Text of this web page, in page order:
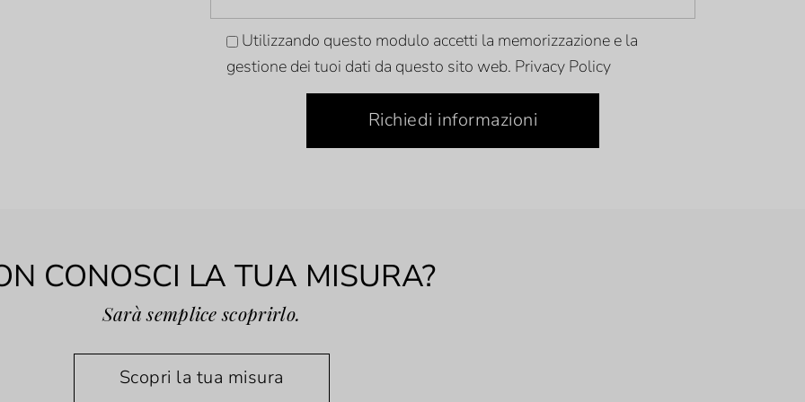
Utilizzando questo modulo accetti la memorizzazione e la
gestione dei tuoi dati da questo sito web. Privacy Policy
Richiedi informazioni
CONOSCI LA TUA MISURA?
Sarà semplice scoprirlo.
Scopri la tua misura